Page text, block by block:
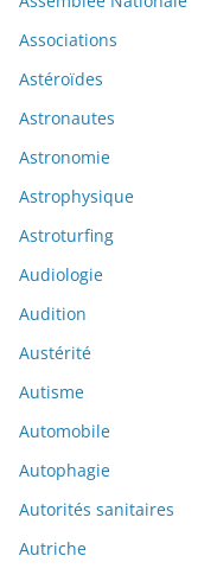
Associations
Astéroïdes
Astronautes
Astronomie
Astrophysique
Astroturfing
Audiologie
Audition
Austérité
Autisme
Automobile
Autophagie
Autorités sanitaires
Autriche